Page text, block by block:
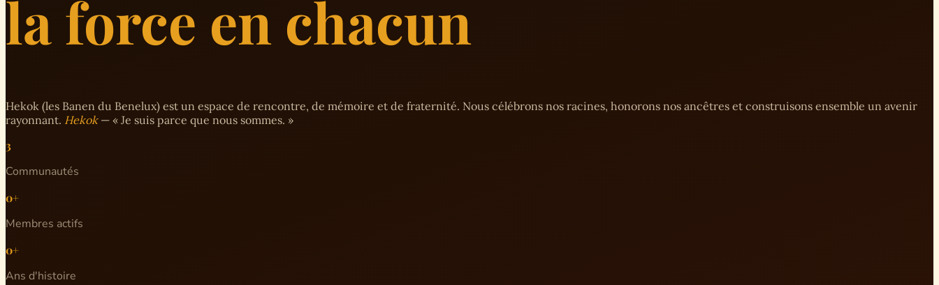
la force en chacun
Hekok (les Banen du Benelux) est un espace de rencontre, de mémoire et de fraternité. Nous célébrons nos racines, honorons nos ancêtres et construisons ensemble un avenir
rayonnant. Hekok— « Je suis parce que nous sommes. »
3
Communautés
0+
Membres actifs
0+
Ans d'histoire